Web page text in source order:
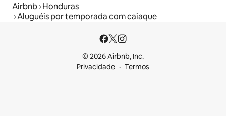
Airbnb Honduras
Aluguéis por temporada com caiaque
© 2026 Airbnb, Inc.
Privacidade
Termos